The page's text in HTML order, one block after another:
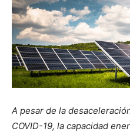
A pesar de la
COVID-19, la capacidad